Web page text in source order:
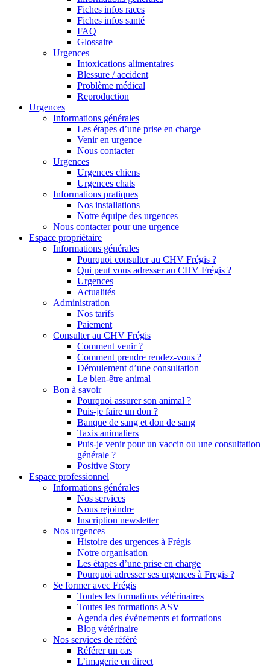
Fiches infos races
Fiches infos santé
FAQ
Glossaire
Urgences
Intoxications alimentaires
Blessure / accident
Problème médical
Reproduction
Urgences
Informations générales
Les étapes d’une prise en charge
Venir en urgence
Nous contacter
Urgences
Urgences chiens
Urgences chats
Informations pratiques
Nos installations
Notre équipe des urgences
Nous contacter pour une urgence
Espace propriétaire
Informations générales
Pourquoi consulter au CHV Frégis ?
Qui peut vous adresser au CHV Frégis ?
Urgences
Actualités
Administration
Nos tarifs
Paiement
Consulter au CHV Frégis
Comment venir ?
Comment prendre rendez-vous ?
Déroulement d’une consultation
Le bien-être animal
Bon à savoir
Pourquoi assurer son animal ?
Puis-je faire un don ?
Banque de sang et don de sang
Taxis animaliers
Puis-je venir pour un vaccin ou une consultation
générale ?
Positive Story
Espace professionnel
Informations générales
Nos services
Nous rejoindre
Inscription newsletter
Nos urgences
Histoire des urgences à Frégis
Notre organisation
Les étapes d’une prise en charge
Pourquoi adresser ses urgences à Fregis ?
Se former avec Frégis
Toutes les formations vétérinaires
Toutes les formations ASV
Agenda des évènements et formations
Blog vétérinaire
Nos services de référé
Référer un cas
L’imagerie en direct